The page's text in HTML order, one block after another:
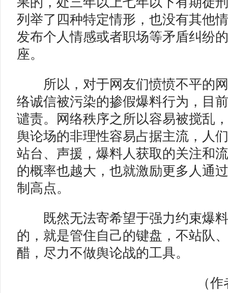
列举了四种特定情形，也没有其他
发布个人情感或者职场等矛盾纠纷
座。
所以，对于网友们愤愤不平的网
络诚信被污染的掺假爆料行为，目
谴责。网络秩序之所以容易被搅乱
舆论场的非理性容易占据主流，人
站台、声援，爆料人获取的关注和
的概率也越大，也就激励更多人通
制高点。
既然无法寄希望于强力约束爆料
的，就是管住自己的键盘，不站队
醋，尽力不做舆论战的工具。
（作者